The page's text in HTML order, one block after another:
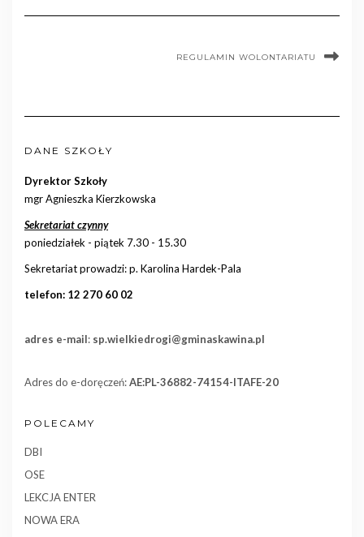
REGULAMIN WOLONTARIATU
DANE SZKOŁY
Dyrektor Szkoły
mgr Agnieszka Kierzkowska
Sekretariat czynny
poniedziałek - piątek 7.30 - 15.30
Sekretariat prowadzi: p. Karolina Hardek-Pala
telefon: 12 270 60 02
adres e-mail: sp.wielkiedrogi@gminaskawina.pl
Adres do e-doręczeń:AE:PL-36882-74154-ITAFE-20
POLECAMY
DBI
OSE
LEKCJA ENTER
NOWA ERA